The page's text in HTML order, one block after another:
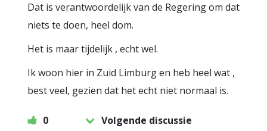
Dat is verantwoordelijk van de Regering om dat
niets te doen, heel dom.
Het is maar tijdelijk , echt wel.
Ik woon hier in Zuid Limburg en heb heel wat ,
best veel, gezien dat het echt niet normaal is.
0
Volgende discussie